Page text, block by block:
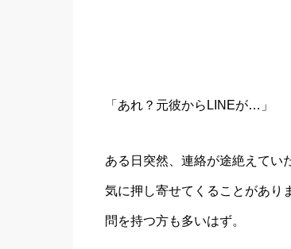
「あれ？元彼からLINEが…」
ある日突然、連絡が途絶えてい
気に押し寄せてくることがあり
問を持つ方も多いはず。